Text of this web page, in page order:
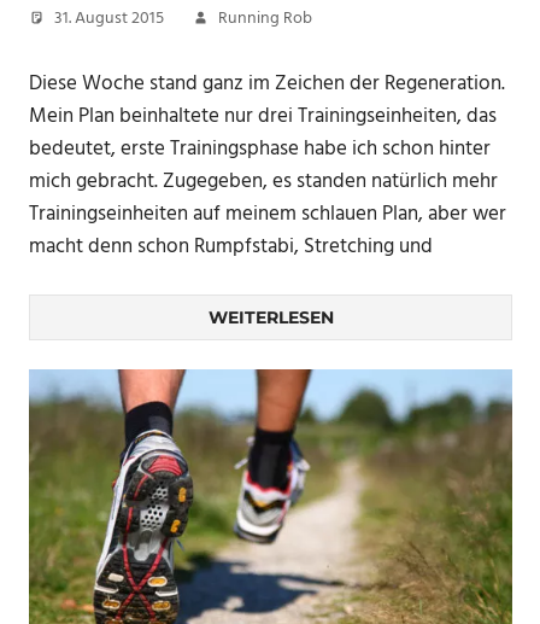
31. August 2015 Running Rob
Diese Woche stand ganz im Zeichen der Regeneration.
Mein Plan beinhaltete nur drei Trainingseinheiten, das
bedeutet, erste Trainingsphase habe ich schon hinter
mich gebracht. Zugegeben, es standen natürlich mehr
Trainingseinheiten auf meinem schlauen Plan, aber wer
macht denn schon Rumpfstabi, Stretching und
WEITERLESEN